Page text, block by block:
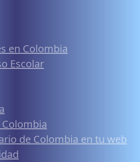
en Colombia
Escolar
Colombia
de Colombia en tu web